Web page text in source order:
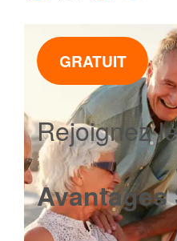
GRATUIT
Rejoignez
Avantages